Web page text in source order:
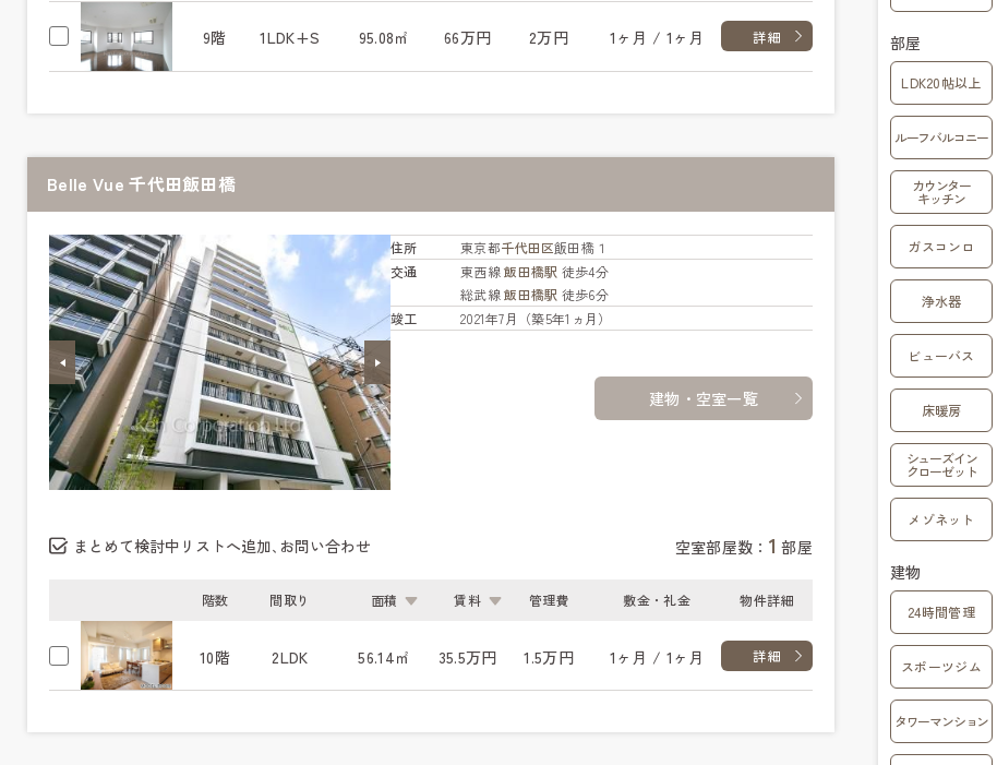
詳細
9階 1LDK+S 95.08㎡ 66万円 2万円 1ヶ月 / 1ヶ月
Belle Vue 千代田飯田橋
住所 東京都千代田区飯田橋１
交通
東西線飯田橋駅 徒歩4分
総武線飯田橋駅 徒歩6分
竣工
2021年7月（築5年1ヵ月）
建物・空室一覧
まとめて検討中リストへ追加､お問い合わせ 空室部屋数： 1 部屋
階数 間取り 面積 賃料 管理費 敷金・礼金 物件詳細
詳細
10階 2LDK 56.14㎡ 35.5万円 1.5万円 1ヶ月 / 1ヶ月
部屋
LDK20帖以上
ルーフバルコニー
カウンター
キッチン
ガスコンロ
浄水器
ビューバス
床暖房
シューズイン
クローゼット
メゾネット
建物
24時間管理
スポーツジム
タワーマンション